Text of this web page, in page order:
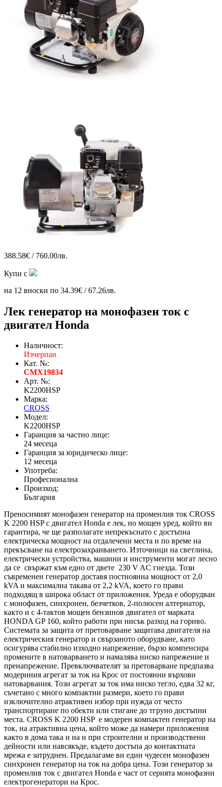
388.58€ / 760.00лв.
Купи с
на 12 вноски по 34.39€ / 67.26лв.
Лек генератор на монофазен ток с
двигател Honda
Наличност:
Изчерпан
Кат. №:
CMX19834
Арт. №:
K2200HSP
Марка:
CROSS
Модел:
K2200HSP
Гаранция за частно лице:
24 месеца
Гаранция за юридическо лице:
12 месеца
Употреба:
Професионална
Произход:
България
Преносимият монофазен генератор на променлив ток CROSS
K 2200 HSP с двигател Honda е лек, но мощен уред, който ви
гарантира, че ще разполагате непрекъснато с достъпна
електрическа мощност на отдалечени места и по време на
прекъсване на електрозахранването. Източници на светлина,
електрически устройства, машини и инструменти могат лесно
да се свържат към едно от двете 230 V AC гнезда. Този
съвременен генератор доставя постноянна мощност от 2,0
kVA и максимална такава от 2,2 kVA, което го прави
подходящ в широка област от приложения. Уреда е оборудван
с монофазен, синхронен, безчетков, 2-полюсен алтернатор,
както и с 4-тактов мощен бензинов двигател от марката
HONDA GP 160, който работи при нисък разход на гориво.
Системата за защита от претоварване защитава двигателя на
електрическия генератор и свързаното оборудване, като
осигурява стабилно изходно напрежение, бързо компенсира
промените в натоварването и намалява ниско напрежение и
пренапрежение. Превключвателят за претоварване предпазва
модериния агрегат за ток на Крос от постоянни върхови
натоварвания. Този агрегат за ток има ниско тегло, едва 32 кг,
съчетано с много компактни размери, което го прави
изключително атрактивен избор при нужда от често
транспортиране по обекти или стигане до тгруно достъпни
места. CROSS K 2200 HSP е модерен компактен генератор на
ток, на атрактивна цена, който може да намери приложения
както в дома така и на и при строителни и производствени
дейности или навсякъде, където достъпа до контактната
мрежа е затруднен. Предалагаме ви един чудесен монофазен
синхронен генератор на ток на добра цена. Този генератор за
променлив ток с двигател Honda е част от серията монофазни
електрогенератори на Крос.